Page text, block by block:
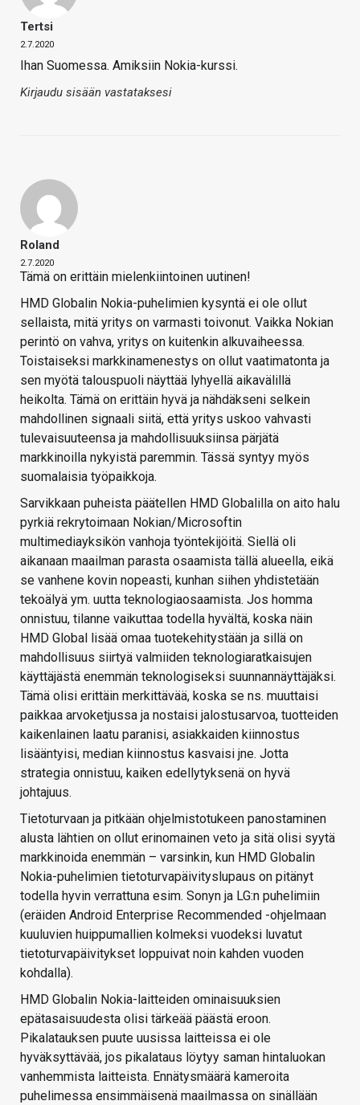
Tertsi
2.7.2020
Ihan Suomessa. Amiksiin Nokia-kurssi.
Kirjaudu sisään vastataksesi
Roland
2.7.2020
Tämä on erittäin mielenkiintoinen uutinen!
HMD Globalin Nokia-puhelimien kysyntä ei ole ollut
sellaista, mitä yritys on varmasti toivonut. Vaikka Nokian
perintö on vahva, yritys on kuitenkin alkuvaiheessa.
Toistaiseksi markkinamenestys on ollut vaatimatonta ja
sen myötä talouspuoli näyttää lyhyellä aikavälillä
heikolta. Tämä on erittäin hyvä ja nähdäkseni selkein
mahdollinen signaali siitä, että yritys uskoo vahvasti
tulevaisuuteensa ja mahdollisuuksiinsa pärjätä
markkinoilla nykyistä paremmin. Tässä syntyy myös
suomalaisia työpaikkoja.
Sarvikkaan puheista päätellen HMD Globalilla on aito halu
pyrkiä rekrytoimaan Nokian/Microsoftin
multimediayksikön vanhoja työntekijöitä. Siellä oli
aikanaan maailman parasta osaamista tällä alueella, eikä
se vanhene kovin nopeasti, kunhan siihen yhdistetään
tekoälyä ym. uutta teknologiaosaamista. Jos homma
onnistuu, tilanne vaikuttaa todella hyvältä, koska näin
HMD Global lisää omaa tuotekehitystään ja sillä on
mahdollisuus siirtyä valmiiden teknologiaratkaisujen
käyttäjästä enemmän teknologiseksi suunnannäyttäjäksi.
Tämä olisi erittäin merkittävää, koska se ns. muuttaisi
paikkaa arvoketjussa ja nostaisi jalostusarvoa, tuotteiden
kaikenlainen laatu paranisi, asiakkaiden kiinnostus
lisääntyisi, median kiinnostus kasvaisi jne. Jotta
strategia onnistuu, kaiken edellytyksenä on hyvä
johtajuus.
Tietoturvaan ja pitkään ohjelmistotukeen panostaminen
alusta lähtien on ollut erinomainen veto ja sitä olisi syytä
markkinoida enemmän – varsinkin, kun HMD Globalin
Nokia-puhelimien tietoturvapäivityslupaus on pitänyt
todella hyvin verrattuna esim. Sonyn ja LG:n puhelimiin
(eräiden Android Enterprise Recommended -ohjelmaan
kuuluvien huippumallien kolmeksi vuodeksi luvatut
tietoturvapäivitykset loppuivat noin kahden vuoden
kohdalla).
HMD Globalin Nokia-laitteiden ominaisuuksien
epätasaisuudesta olisi tärkeää päästä eroon.
Pikalatauksen puute uusissa laitteissa ei ole
hyväksyttävää, jos pikalataus löytyy saman hintaluokan
vanhemmista laitteista. Ennätysmäärä kameroita
puhelimessa ensimmäisenä maailmassa on sinällään